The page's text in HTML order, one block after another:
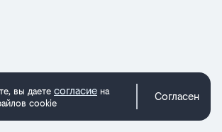
вы даете согласие на
cookie
Согласен